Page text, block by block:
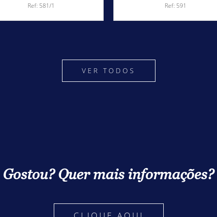
Ref: 581/1 Ref: 591
VER TODOS
Gostou? Quer mais informações?